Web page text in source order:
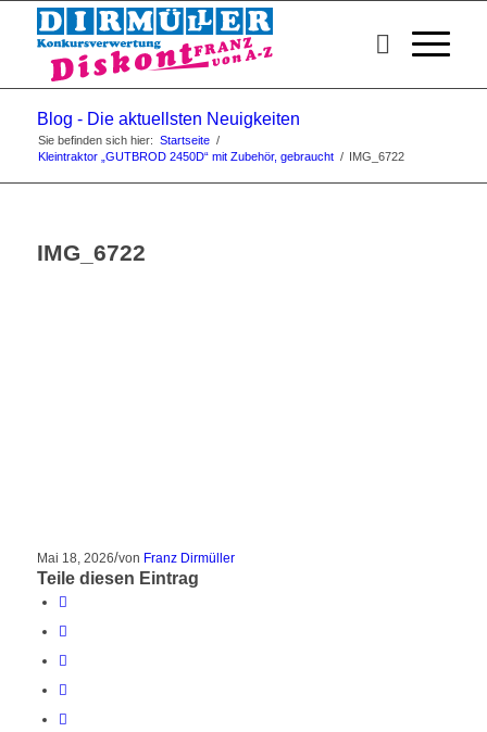
Blog - Die aktuellsten Neuigkeiten
Sie befinden sich hier: Startseite /
Kleintraktor „GUTBROD 2450D“ mit Zubehör, gebraucht / IMG_6722
IMG_6722
Mai 18, 2026/von Franz Dirmüller
Teile diesen Eintrag